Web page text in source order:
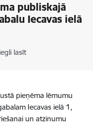
publiskajā
Iecavas ielā
lasīt
pieņēma lēmumu
Iecavas ielā 1,
un atzinumu